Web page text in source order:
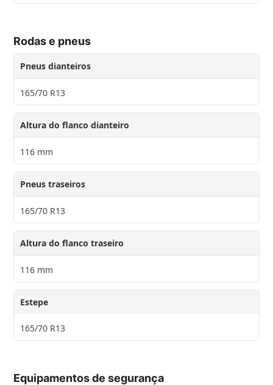
Rodas e pneus
Pneus dianteiros
165/70 R13
Altura do flanco dianteiro
116 mm
Pneus traseiros
165/70 R13
Altura do flanco traseiro
116 mm
Estepe
165/70 R13
Equipamentos de segurança